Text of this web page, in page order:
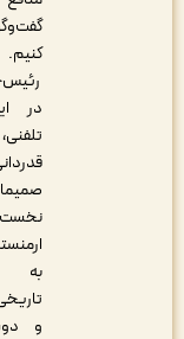
گفت‌وگو و
رئیس‌جمهور
در این
تلفنی،
قدردانی از
صمیمانه
نخست‌وزیر
ارمنستان، با
به
تاریخی،
و دوستانه